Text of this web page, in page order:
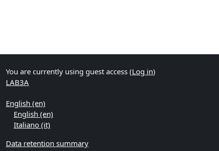
You are currently using guest access (Log in)
LAB3A
English ‎(en)‎
English ‎(en)‎
Italiano ‎(it)‎
Data retention summary